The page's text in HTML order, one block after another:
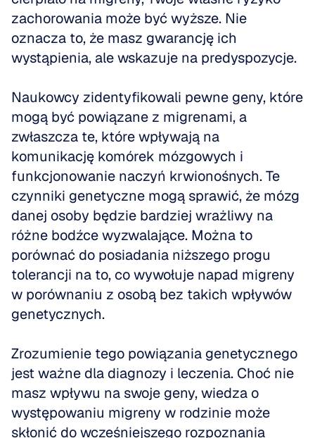
zachorowania może być wyższe. Nie
oznacza to, że masz gwarancję ich
wystąpienia, ale wskazuje na predyspozycje.
Naukowcy zidentyfikowali pewne geny, które
mogą być powiązane z migrenami, a
zwłaszcza te, które wpływają na
komunikację komórek mózgowych i
funkcjonowanie naczyń krwionośnych. Te
czynniki genetyczne mogą sprawić, że mózg
danej osoby będzie bardziej wrażliwy na
różne bodźce wyzwalające. Można to
porównać do posiadania niższego progu
tolerancji na to, co wywołuje napad migreny
w porównaniu z osobą bez takich wpływów
genetycznych.
Zrozumienie tego powiązania genetycznego
jest ważne dla diagnozy i leczenia. Choć nie
masz wpływu na swoje geny, wiedza o
występowaniu migreny w rodzinie może
skłonić do wcześniejszego rozpoznania